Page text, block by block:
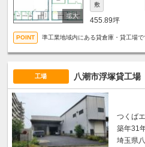
敷
455.89坪
準工業地域内にある貸倉庫・貸工場
工場 八潮市浮塚貸工場
つくば
築年31
埼玉県